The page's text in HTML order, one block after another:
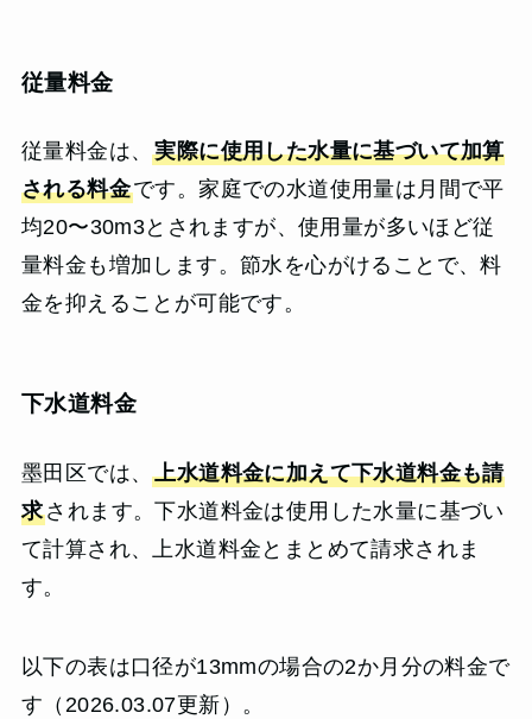
従量料金
従量料金は、実際に使用した水量に基づいて加算
される料金です。家庭での水道使用量は月間で平
均20〜30m3とされますが、使用量が多いほど従
量料金も増加します。節水を心がけることで、料
金を抑えることが可能です。
下水道料金
墨田区では、上水道料金に加えて下水道料金も請
求されます。下水道料金は使用した水量に基づい
て計算され、上水道料金とまとめて請求されま
す。
以下の表は口径が13mmの場合の2か月分の料金で
す（2026.03.07更新）。